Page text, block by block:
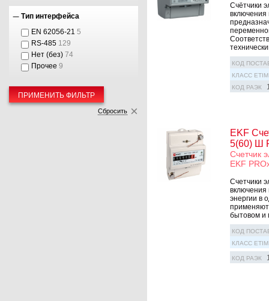
Тип интерфейса
EN 62056-21 5
RS-485 129
Нет (без) 74
Прочее 9
ПРИМЕНИТЬ ФИЛЬТР
Сбросить
Счётчики
включения
КОД
КЛАСС ETIM
КОД РАЭК
EKF
5(60) Ш
Счетчик
EKF
Счетчики
включения
энергии в
бытовом и
КОД
КЛАСС ETIM
КОД РАЭК